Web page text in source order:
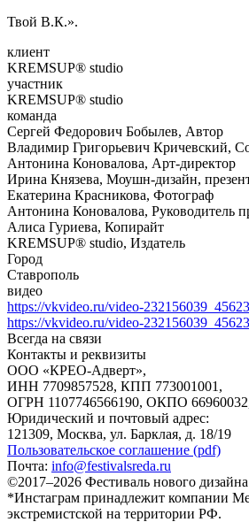
Твой В.К.».
клиент
KREMSUP® studio
участник
KREMSUP® studio
команда
Сергей Федорович Бобылев, Автор
Владимир Григорьевич Кричевский,
Антонина Коновалова, Арт-директор
Ирина Князева, Моушн-дизайн,
Екатерина Красникова, Фотограф
Антонина Коновалова, Руководитель
Алиса Гуриева, Копирайт
KREMSUP® studio, Издатель
Город
Ставрополь
видео
https://vkvideo.ru/video-
https://vkvideo.ru/video-
Всегда на связи
Контакты и реквизиты
ООО «КРЕО‐Адверт»,
ИНН 7709857528, КПП 773001001,
ОГРН 1107746566190, ОКПО
Юридический и почтовый адрес:
121309, Москва, ул. Барклая, д. 18/19
Пользовательское соглашение (pdf)
Почта: info@festivalsreda.ru
©2017–2026 Фестиваль нового
*Инстаграм принадлежит компании
экстремистской на территории РФ.